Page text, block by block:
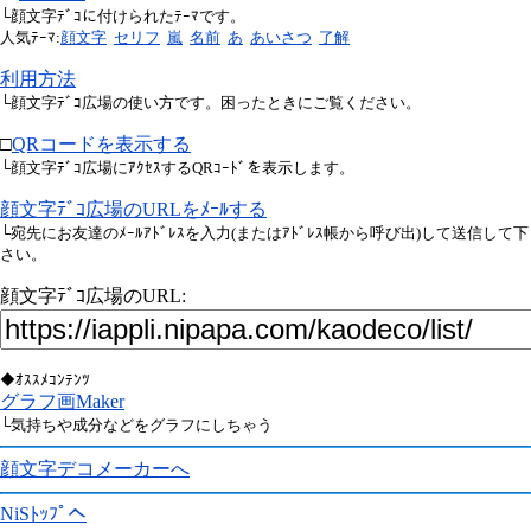
└顔文字ﾃﾞｺに付けられたﾃｰﾏです。
人気ﾃｰﾏ:顔文字 セリフ 嵐 名前 あ あいさつ 了解
利用方法
└顔文字ﾃﾞｺ広場の使い方です。困ったときにご覧ください。
□QRコードを表示する
└顔文字ﾃﾞｺ広場にｱｸｾｽするQRｺｰﾄﾞを表示します。
顔文字ﾃﾞｺ広場のURLをﾒｰﾙする
└宛先にお友達のﾒｰﾙｱﾄﾞﾚｽを入力(またはｱﾄﾞﾚｽ帳から呼び出)して送信して下
さい。
顔文字ﾃﾞｺ広場のURL:
◆ｵｽｽﾒｺﾝﾃﾝﾂ
グラフ画Maker
└気持ちや成分などをグラフにしちゃう
顔文字デコメーカーへ
NiSﾄｯﾌﾟへ